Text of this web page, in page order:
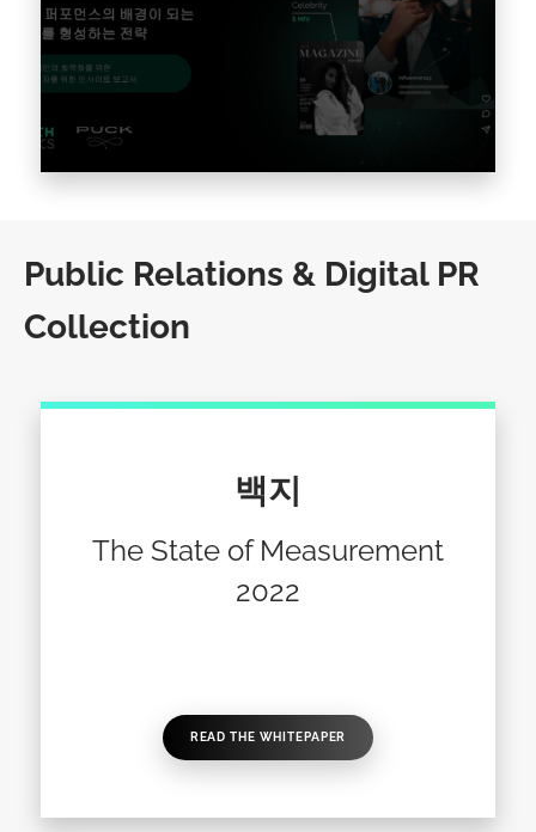
알아보기 패션 업계가 2023년에 643억 달러의 미
디어 영향력 가치(MIV®)를 달성했다는 사실을 알
고 계셨나요? 이는 2022년에 비해 +24%…
기사를 읽다 >
Public Relations & Digital PR
Collection
백지
The State of Measurement
2022
READ THE WHITEPAPER